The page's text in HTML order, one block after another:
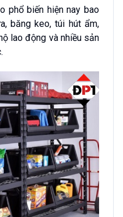
phổ biến hiện nay bao
băng keo, túi hút ẩm,
lao động và nhiều sản